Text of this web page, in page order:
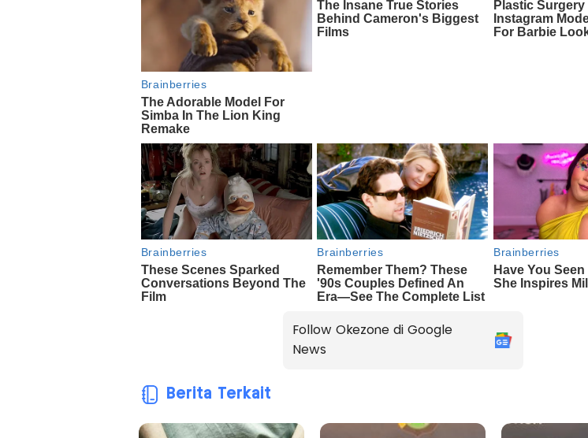
Follow Okezone di Google
News
Berita Terkait